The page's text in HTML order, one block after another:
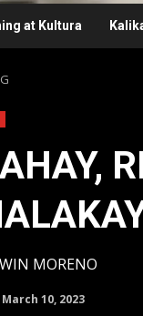
at Kultura
MORENO
March 10, 2023